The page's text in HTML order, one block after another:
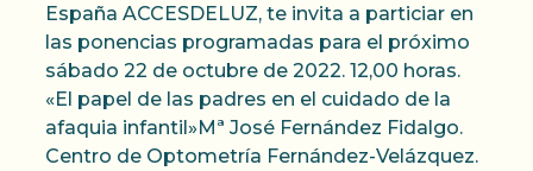
España ACCESDELUZ, te invita a particiar en
las ponencias programadas para el próximo
sábado 22 de octubre de 2022. 12,00 horas.
«El papel de las padres en el cuidado de la
afaquia infantil»Mª José Fernández Fidalgo.
Centro de Optometría Fernández-Velázquez.